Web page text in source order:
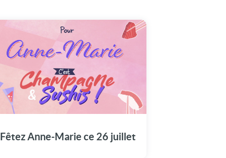
Fêtez Anne-Marie ce 26 juillet
Le 26 juillet, joignez-vous à la fête en